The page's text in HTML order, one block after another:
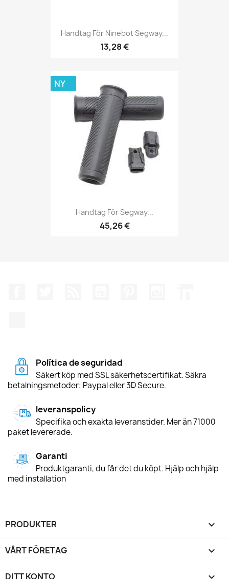
Handtag För Ninebot Segway...
13,28 €
Handtag För Segway...
45,26 €
NY
Política de seguridad
Säkert köp med SSL säkerhetscertifikat. Säkra
betalningsmetoder: Paypal eller 3D Secure.
leveranspolicy
Specifika och exakta leveranstider. Mer än 71000
paket levererade.
Garanti
Produktgaranti, du får det du köpt. Hjälp och hjälp
med installation
PRODUKTER 
VÅRT FÖRETAG 
DITT KONTO